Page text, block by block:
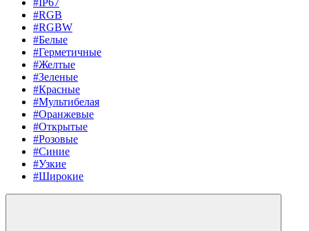
#RGB
#RGBW
#Белые
#Герметичные
#Желтые
#Зеленые
#Красные
#Мультибелая
#Оранжевые
#Открытые
#Розовые
#Синие
#Узкие
#Широкие